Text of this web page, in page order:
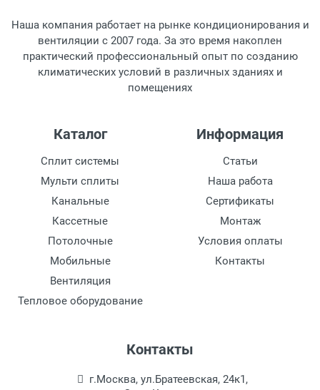
Наша компания работает на рынке кондиционирования и
вентиляции с 2007 года. За это время накоплен
практический профессиональный опыт по созданию
климатических условий в различных зданиях и
помещениях
Каталог
Сплит системы
Мульти сплиты
Канальные
Кассетные
Потолочные
Мобильные
Вентиляция
Тепловое оборудование
Информация
Статьи
Наша работа
Сертификаты
Монтаж
Условия оплаты
Контакты
Контакты
г.Москва, ул.Братеевская, 24к1,